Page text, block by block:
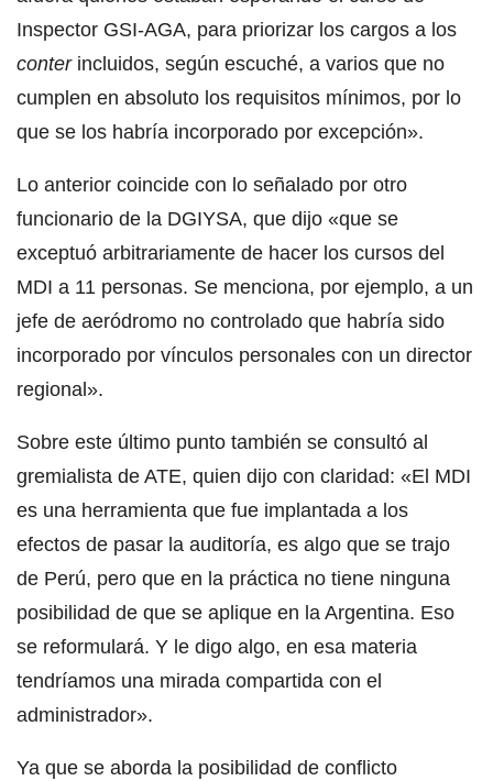
Inspector GSI-AGA, para priorizar los cargos a los
conterincluidos, según escuché, a varios que no
cumplen en absoluto los requisitos mínimos, por lo
que se los habría incorporado por excepción».
Lo anterior coincide con lo señalado por otro
funcionario de la DGIYSA, que dijo «que se
exceptuó arbitrariamente de hacer los cursos del
MDI a 11 personas. Se menciona, por ejemplo, a un
jefe de aeródromo no controlado que habría sido
incorporado por vínculos personales con un director
regional».
Sobre este último punto también se consultó al
gremialista de ATE, quien dijo con claridad: «El MDI
es una herramienta que fue implantada a los
efectos de pasar la auditoría, es algo que se trajo
de Perú, pero que en la práctica no tiene ninguna
posibilidad de que se aplique en la Argentina. Eso
se reformulará. Y le digo algo, en esa materia
tendríamos una mirada compartida con el
administrador».
Ya que se aborda la posibilidad de conflicto